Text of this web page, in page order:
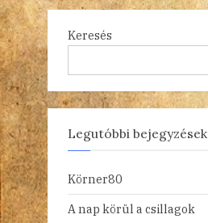
Keresés
Legutóbbi bejegyzések
Körner80
A nap körül a csillagok